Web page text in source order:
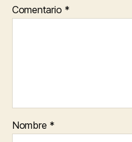
Comentario *
Nombre *